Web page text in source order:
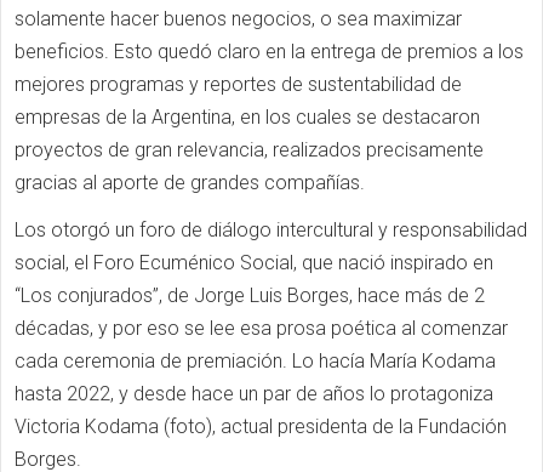
solamente hacer buenos negocios, o sea maximizar
beneficios. Esto quedó claro en la entrega de premios a los
mejores programas y reportes de sustentabilidad de
empresas de la Argentina, en los cuales se destacaron
proyectos de gran relevancia, realizados precisamente
gracias al aporte de grandes compañías.
Los otorgó un foro de diálogo intercultural y responsabilidad
social, el Foro Ecuménico Social, que nació inspirado en
“Los conjurados”, de Jorge Luis Borges, hace más de 2
décadas, y por eso se lee esa prosa poética al comenzar
cada ceremonia de premiación. Lo hacía María Kodama
hasta 2022, y desde hace un par de años lo protagoniza
Victoria Kodama (foto), actual presidenta de la Fundación
Borges.